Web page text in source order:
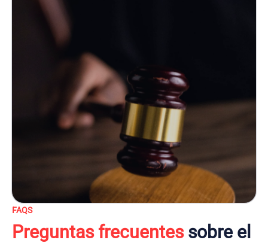
FAQS
Preguntas frecuentessobre el